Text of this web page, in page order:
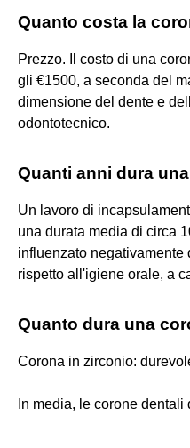
Quanto costa la
Prezzo. Il costo di una
gli €1500, a seconda del
dimensione del dente e
odontotecnico.
Quanti anni dura
Un lavoro di
una durata media di circa
influenzato
rispetto all'igiene orale, a
Quanto dura una
Corona in zirconio:
In media, le corone